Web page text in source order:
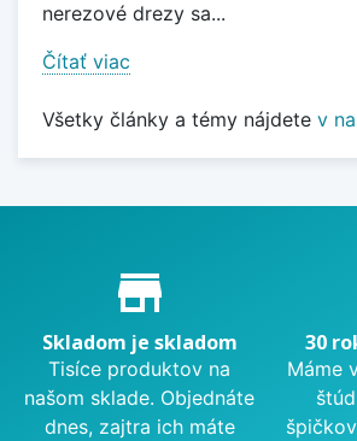
nerezové drezy sa...
Čítať viac
Všetky články a témy nájdete v
Proč nakupovat u nás?
store_mall_directory
Skladom je skladom
Tisíce produktov na
našom sklade. Objednáte
dnes, zajtra ich máte
30
Máme